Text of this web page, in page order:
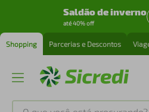
Saldão de inverno
até 40% off
Shopping Parcerias e Descontos
O que você está procurando?